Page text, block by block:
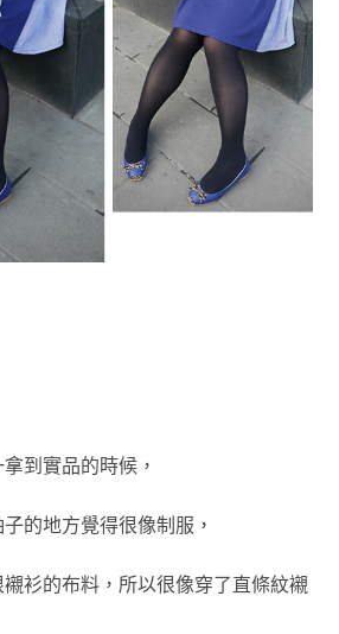
到實品的時候，
的地方覺得很像制服，
衫的布料，所以很像穿了直條紋襯